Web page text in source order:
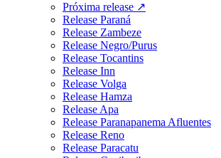
Próxima release ↗
Release Paraná
Release Zambeze
Release Negro/Purus
Release Tocantins
Release Inn
Release Volga
Release Hamza
Release Apa
Release Paranapanema Afluentes
Release Reno
Release Paracatu